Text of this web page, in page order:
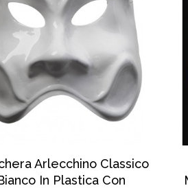
Arlecchino Classico
In Plastica Con